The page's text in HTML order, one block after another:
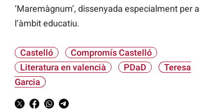
‘Maremàgnum’, dissenyada especialment per a
l’àmbit educatiu.
Castelló
Compromís Castelló
Literatura en valencià
PDaD
Teresa
Garcia